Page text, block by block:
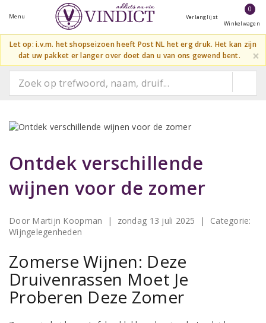
Menu Verlanglijst
0
Winkelwagen
Let op: i.v.m. het shopseizoen heeft Post NL het erg druk. Het kan zijn
dat uw pakket er langer over doet dan u van ons gewend bent.
×
Ontdek verschillende
wijnen voor de zomer
Door Martijn Koopman | zondag 13 juli 2025
| Categorie:
Wijngelegenheden
Zomerse Wijnen: Deze
Druivenrassen Moet Je
Proberen Deze Zomer